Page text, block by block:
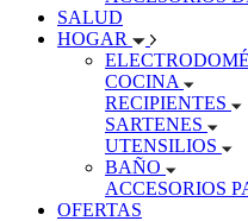
SALUD
HOGAR
COCINA
RECIPIENTES
SARTENES
UTENSILIOS
BAÑO
ACCESORIOS
OFERTAS